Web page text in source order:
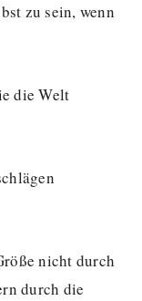
zu sein, wenn
die Welt
nicht durch
durch die